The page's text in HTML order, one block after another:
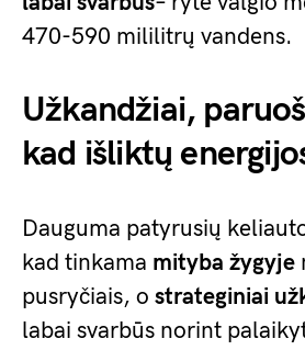
470-590 mililitrų vandens.
Užkandžiai,
kad išliktų
Dauguma patyrusių
kad tinkama mityba žygyje
pusryčiais, o strateginiai
labai svarbūs norint